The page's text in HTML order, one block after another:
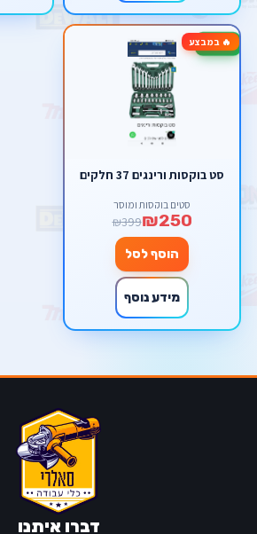
🔥 במבצע-37%
סט בוקסות ורינגים 37 חלקים
סטים בוקסות ומוסך
₪250
₪399
הוסף לסל
מידע נוסף
דברו איתנו